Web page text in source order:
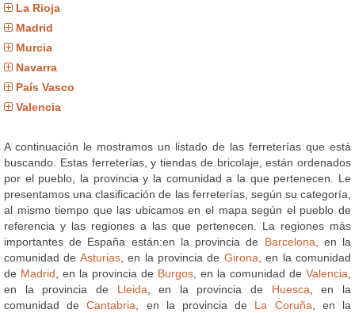
La Rioja
Madrid
Murcia
Navarra
País Vasco
Valencia
A continuación le mostramos un listado de las ferreterías que está
buscando. Estas ferreterías, y tiendas de bricolaje, están ordenados
por el pueblo, la provincia y la comunidad a la que pertenecen. Le
presentamos una clasificación de las ferreterías, según su categoría,
al mismo tiempo que las ubicamos en el mapa según el pueblo de
referencia y las regiones a las que pertenecen. La regiones más
importantes de España están:en la provincia de Barcelona , en la
comunidad de Asturias, en la provincia de Girona , en la comunidad
de Madrid , en la provincia de Burgos , en la comunidad de Valencia
en la provincia de Lleida , en la provincia de Huesca , en la
comunidad deCantabria , en la provincia de La Coruña , en la